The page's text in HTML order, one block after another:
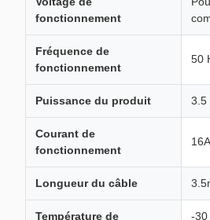
fonctionnement
Fréquence de
fonctionnement
50
Puissance du produit 3.5
Courant de
fonctionnement
16A
Longueur du câble
Température de
-30